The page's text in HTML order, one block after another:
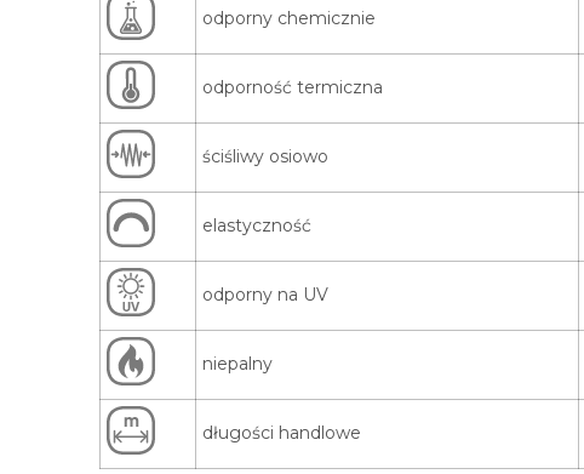
odporny chemicznie
odporność termiczna
ściśliwy osiowo
elastyczność
odporny na UV
niepalny
długości handlowe